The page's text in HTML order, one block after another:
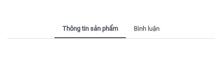
Thông tin sản phẩm Bình luận